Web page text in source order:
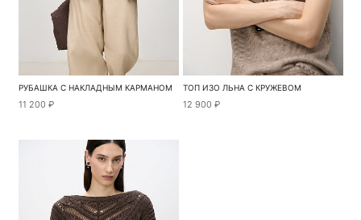
РУБАШКА С НАКЛАДНЫМ КАРМАНОМ
11 200 ₽
ТОП ИЗО ЛЬНА С КРУЖЕВОМ
12 900 ₽